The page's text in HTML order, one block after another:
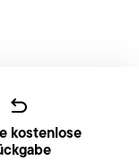
kostenlose